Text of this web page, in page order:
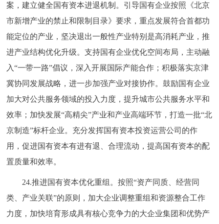
案，建立健全国有资本进退机制。引导国有企业按照《北京
市新增产业的禁止和限制目录》要求，重点发展符合首都功
能定位的产业，坚决退出一般性产业特别是高消耗产业，推
进产业结构优化升级。支持国有企业优化空间布局，主动融
入“一带一路”倡议，深入开展国际产能合作；积极落实京津
冀协同发展战略，进一步加强产业对接协作。鼓励国有企业
加大对公共服务领域的投入力度，提升城市公共服务水平和
效率；加快发展“高精尖”产业和产业高端环节，打造一批“北
京制造”标杆企业。充分发挥国有资本投资运营公司的作
用，促进国有资本有进有退、合理流动，提高国有资本的配
置质量和效率。
24.推进国有资本优化重组。按照“资产同质、经营同
类、产业关联”的原则，加大企业调整重组和资源整合工作
力度，加快培育形成具有核心竞争力的大企业集团和优势产